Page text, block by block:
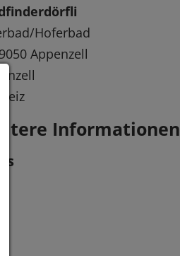
Hoferbad
Appenzell
Informationen